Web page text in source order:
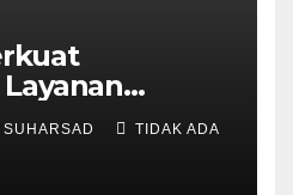
Tanah
Hadir Melalui
SUHARSAD TIDAK ADA